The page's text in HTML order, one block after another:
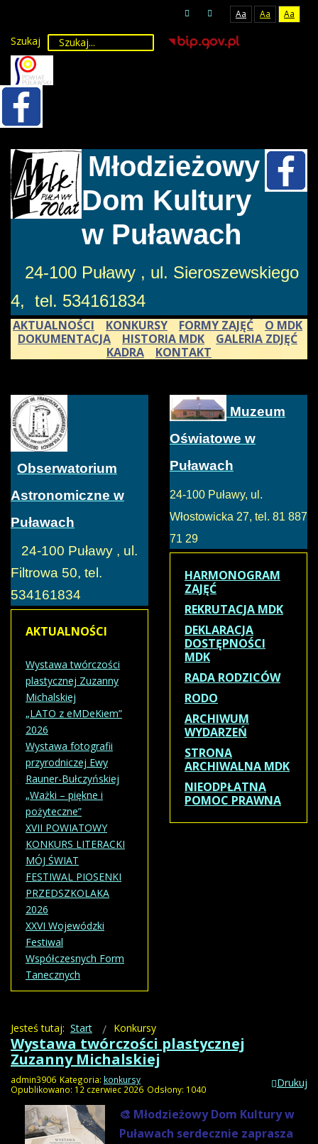
Aa Aa Aa
Szukaj
Młodzieżowy
Dom Kultury
w Puławach
24-100 Puławy , ul. Sieroszewskiego
4, tel. 534161834
AKTUALNOŚCI KONKURSY FORMY ZAJĘĆ
O MDK
DOKUMENTACJA
HISTORIA MDK
GALERIA ZDJĘĆ
KADRA
KONTAKT
Obserwatorium
Astronomiczne w
Puławach
24-100 Puławy , ul.
Filtrowa 50, tel.
534161834
AKTUALNOŚCI
Wystawa twórczości
plastycznej Zuzanny
Michalskiej
„LATO z eMDeKiem”
2026
Wystawa fotografii
przyrodniczej Ewy
Rauner-Bułczyńskiej
„Ważki – piękne i
pożyteczne”
XVII POWIATOWY
KONKURS LITERACKI
MÓJ ŚWIAT
FESTIWAL PIOSENKI
PRZEDSZKOLAKA
2026
XXVI Wojewódzki
Festiwal
Współczesnych Form
Tanecznych
Muzeum
Oświatowe w
Puławach
24-100 Puławy, ul.
Włostowicka 27, tel. 81 887
71 29
HARMONOGRAM
ZAJĘĆ
REKRUTACJA MDK
DEKLARACJA
DOSTĘPNOŚCI
MDK
RADA RODZICÓW
RODO
ARCHIWUM
WYDARZEŃ
STRONA
ARCHIWALNA MDK
NIEODPŁATNA
POMOC PRAWNA
Jesteś tutaj: Start Konkursy
Wystawa twórczości plastycznej
Zuzanny Michalskiej
Drukuj
admin3906 Kategoria: konkursy
Opublikowano: 12 czerwiec 2026 Odsłony: 1040
🎨 Młodzieżowy Dom Kultury w
Puławach serdecznie zaprasza